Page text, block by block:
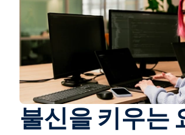
불신을 키우는